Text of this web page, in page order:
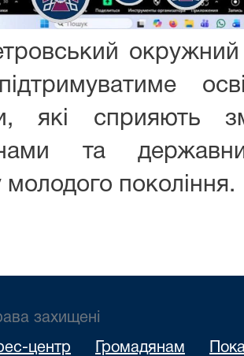
окружний
які сприяють
та
молодого покоління.
захищені
центр Громадянам